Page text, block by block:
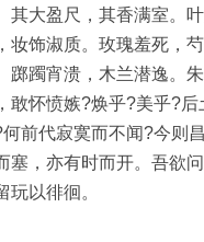
其大盈尺，其香满室。
妆饰淑质。玫瑰羞死，
踯躅宵溃，木兰潜逸。
敢怀愤嫉?焕乎?美乎?
前代寂寞而不闻?今则
塞，亦有时而开。吾欲
玩以徘徊。